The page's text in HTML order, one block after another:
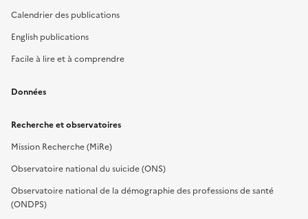
Calendrier des publications
English publications
Facile à lire et à comprendre
Données
Recherche et observatoires
Mission Recherche (MiRe)
Observatoire national du suicide (ONS)
Observatoire national de la démographie des professions de santé
(ONDPS)